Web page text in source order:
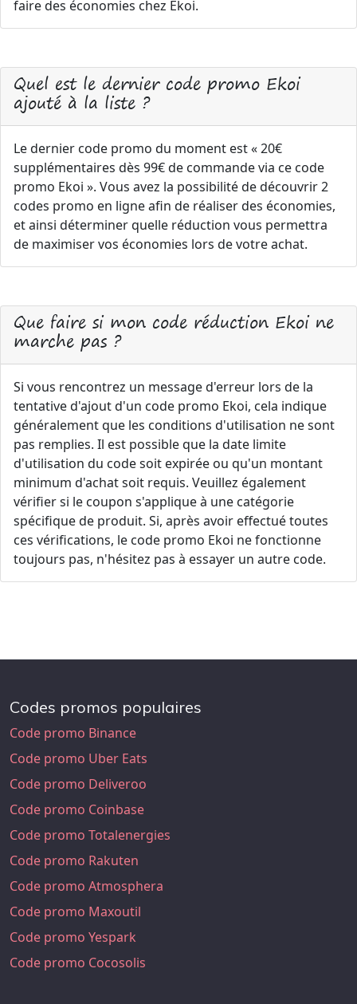
faire des économies chez Ekoi.
Quel est le dernier code promo Ekoi
ajouté à la liste ?
Le dernier code promo du moment est « 20€
supplémentaires dès 99€ de commande via ce code
promo Ekoi ». Vous avez la possibilité de découvrir 2
codes promo en ligne afin de réaliser des économies,
et ainsi déterminer quelle réduction vous permettra
de maximiser vos économies lors de votre achat.
Que faire si mon code réduction Ekoi ne
marche pas ?
Si vous rencontrez un message d'erreur lors de la
tentative d'ajout d'un code promo Ekoi, cela indique
généralement que les conditions d'utilisation ne sont
pas remplies. Il est possible que la date limite
d'utilisation du code soit expirée ou qu'un montant
minimum d'achat soit requis. Veuillez également
vérifier si le coupon s'applique à une catégorie
spécifique de produit. Si, après avoir effectué toutes
ces vérifications, le code promo Ekoi ne fonctionne
toujours pas, n'hésitez pas à essayer un autre code.
Codes promos populaires
Code promo Binance
Code promo Uber Eats
Code promo Deliveroo
Code promo Coinbase
Code promo Totalenergies
Code promo Rakuten
Code promo Atmosphera
Code promo Maxoutil
Code promo Yespark
Code promo Cocosolis